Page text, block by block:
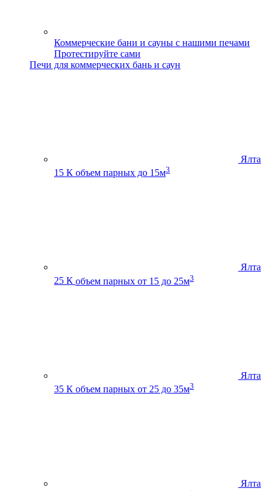
Коммерческие бани и сауны с нашими печами
Протестируйте сами
Печи для коммерческих бань и саун
Ялта
15 К объем парных до 15м3
Ялта
25 К объем парных от 15 до 25м3
Ялта
35 К объем парных от 25 до 35м3
Ялта